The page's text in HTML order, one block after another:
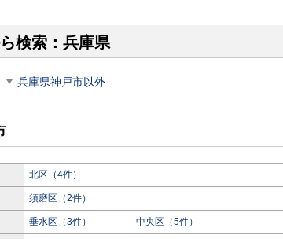
検索：兵庫県
兵庫県神戸市以外
北区（4件）
須磨区（2件）
垂水区（3件） 中央区（5件）